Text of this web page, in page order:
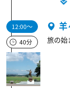
12:00～
40分
旅の始